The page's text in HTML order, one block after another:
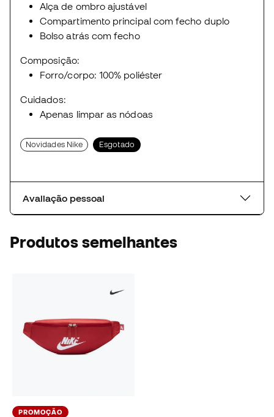
Alça de ombro ajustável
Compartimento principal com fecho duplo
Bolso atrás com fecho
Composição:
Forro/corpo: 100% poliéster
Cuidados:
Apenas limpar as nódoas
Novidades Nike Esgotado
Avaliação pessoal
Produtos semelhantes
PROMOÇÃO